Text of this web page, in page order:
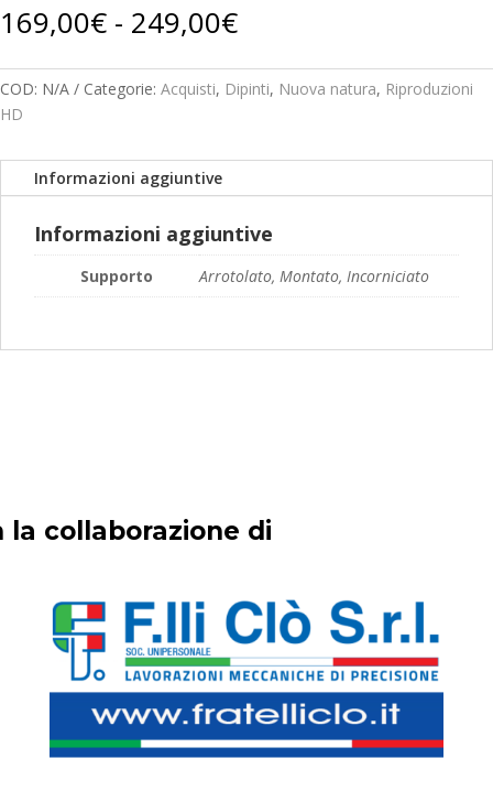
quantità
169,00€ - 249,00€Fascia
di
prezzo:
da
249,00€
COD: N/A Categorie: Acquisti, Dipinti, Nuova natura, Riproduzioni
HD
Informazioni aggiuntive
Informazioni aggiuntive
Supporto Arrotolato, Montato, Incorniciato
la collaborazione di